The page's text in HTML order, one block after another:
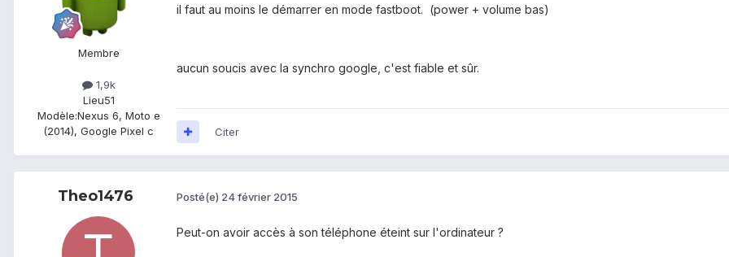
Membre
1,9k
Lieu51
Modèle:Nexus 6, Moto e
(2014), Google Pixel c
il faut au moins le démarrer en mode fastboot. (power + volume bas)
aucun soucis avec la synchro google, c'est fiable et sûr.
Citer
Theo1476 Posté(e) 24 février 2015
Peut-on avoir accès à son téléphone éteint sur l'ordinateur ?